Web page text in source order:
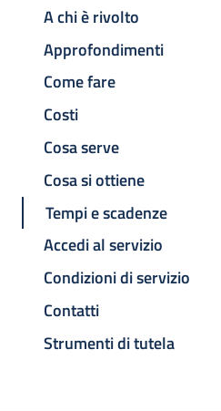
A chi è rivolto
Approfondimenti
Come fare
Costi
Cosa serve
Cosa si ottiene
Tempi e scadenze
Accedi al servizio
Condizioni di servizio
Contatti
Strumenti di tutela